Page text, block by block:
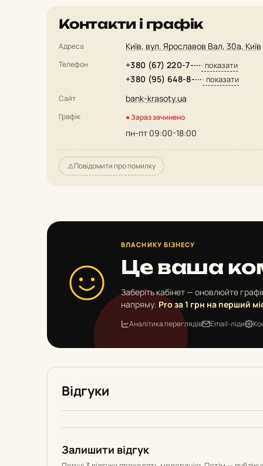
Контакти і графік
Адреса Київ, вул. Ярославов Вал, 30а, Київ
Телефон +380 (67) 220-7-···· показати
+380 (95) 648-8-···· показати
Сайт bank-krasoty.ua
Графік ● Зараз зачинено
пн-пт 09:00-18:00
⚠️Повідомити про помилку
ВЛАСНИКУ БІЗНЕСУ
Це ваша
Заберіть кабінет — оновлюйте
напряму. Pro за 1 грн на перший
Аналітика переглядів Email-ліди
Відгуки
Залишити відгук